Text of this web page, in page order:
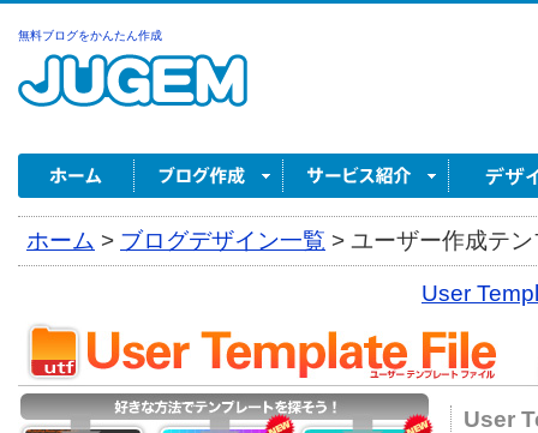
無料ブログをかんたん作成
ホーム > ブログデザイン一覧 > ユーザー作成テ
User
User